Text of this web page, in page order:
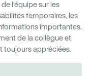
l'équipe sur les
temporaires, les
importantes.
de la collègue et
toujours appréciées.